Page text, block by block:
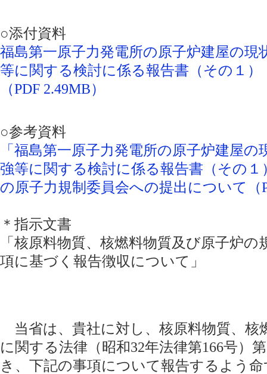
○添付資料
福島第一原子力発電所の原子炉建屋の現
等に関する検討に係る報告書（その１）
（PDF 2.49MB）
○参考資料
「福島第一原子力発電所の原子炉建屋
強等に関する検討に係る報告書（その１
の原子力規制委員会への提出について（
＊指示文書
「核原料物質、核燃料物質及び原子炉
項に基づく報告徴収について」
当省は、貴社に対し、核原料物質、核
に関する法律（昭和32年法律第166号）
き、下記の事項について報告するよう